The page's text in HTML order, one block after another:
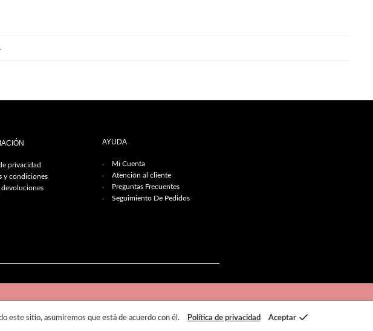
privacidad
y condiciones
devoluciones
AYUDA
Mi Cuenta
Atención al cliente
Preguntas Frecuentes
Seguimiento De Pedidos
este sitio, asumiremos que está de acuerdo con él. Política de privacidad Aceptar